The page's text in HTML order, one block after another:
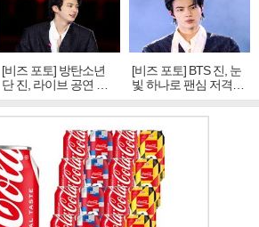
[비즈 포토] 방탄소년
단 진, 라이브 공연 중
빛나는 독보적 아우라
[비즈 포토] BTS 진, 눈
빛 하나로 팬심 저격…
독보적 카리스마